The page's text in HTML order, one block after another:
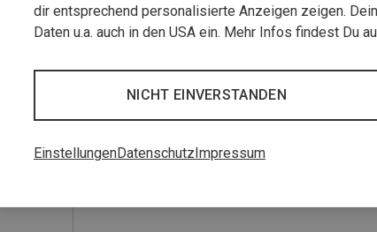
dir entsprechend personalisierte Anzeigen zeigen.
Daten u.a. auch in den USA ein. Mehr Infos findest Du
NICHT EINVERSTANDEN
EinstellungenDatenschutzImpressum